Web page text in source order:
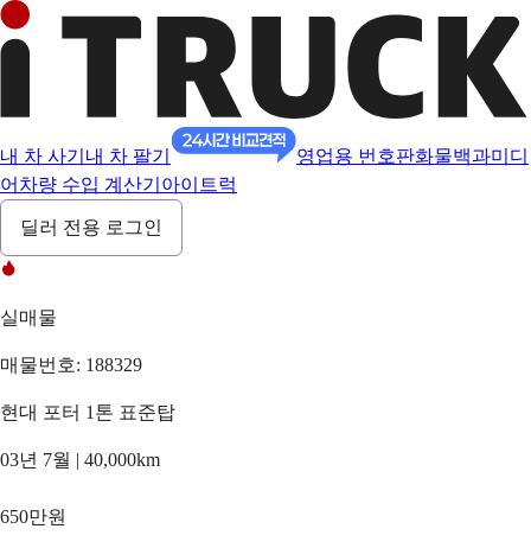
내 차 사기 내 차 팔기 영업용 번호판화물백과미디
어 차량 수입 계산기 아이트럭
딜러 전용 로그인
실매물
매물번호: 188329
현대 포터 1톤 표준탑
03년 7월 | 40,000km
650만원